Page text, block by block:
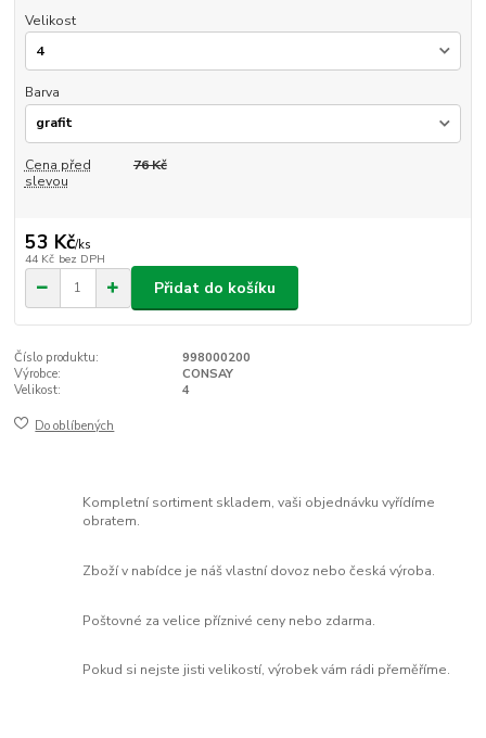
Velikost
Barva
Cena před
slevou
76 Kč
53 Kč/ks
44 Kč bez DPH
Přidat do košíku
Číslo produktu:
998000200
Výrobce:
CONSAY
Velikost:
4
Do oblíbených
Kompletní sortiment skladem, vaši objednávku vyřídíme
obratem.
Zboží v nabídce je náš vlastní dovoz nebo česká výroba.
Poštovné za velice příznivé ceny nebo zdarma.
Pokud si nejste jisti velikostí, výrobek vám rádi přeměříme.